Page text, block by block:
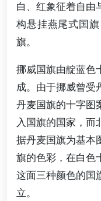
白、红象征着自由
构悬挂燕尾式国
旗。
挪威国旗由靛蓝色
成。由于挪威曾受
丹麦国旗的十字图
入国旗的国家，而
据丹麦国旗为基本
旗的色彩，在白色
这面三种颜色的国
立。